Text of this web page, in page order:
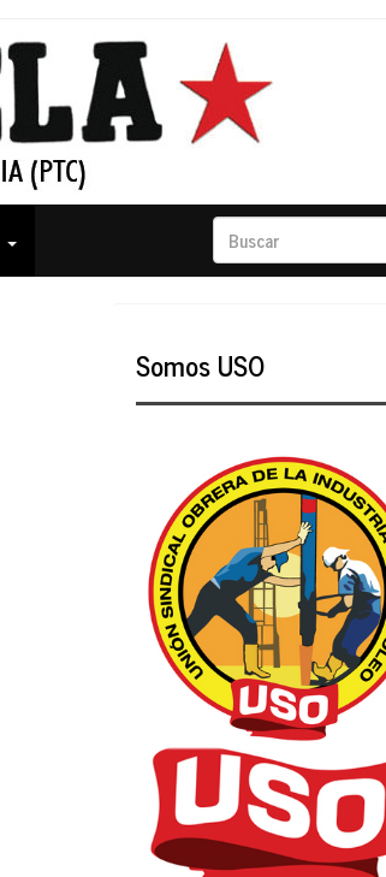
Buscar
Somos USO